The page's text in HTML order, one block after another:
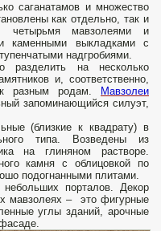
саганатамов и множество
как отдельно, так и
мавзолеями и
каменными выкладками с
надгробиями.
разделить на несколько
и, соответственно,
разным родам.
Мавзолеи
запоминающийся силуэт,
(близкие к квадрату) в
типа. Возведены из
на глиняном растворе.
камня с облицовкой по
подогнанными плитами.
порталов. Декор
мавзолеях – это фигурные
углы зданий, арочные